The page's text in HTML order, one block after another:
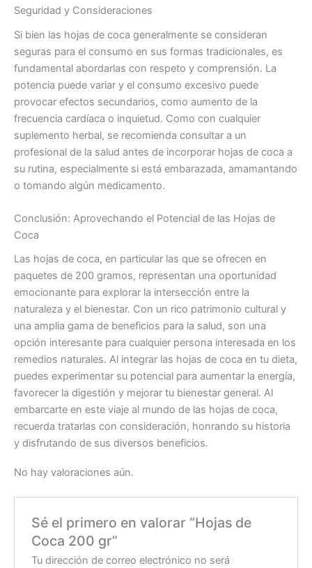
Seguridad y Consideraciones
Si bien las hojas de coca generalmente se consideran
seguras para el consumo en sus formas tradicionales, es
fundamental abordarlas con respeto y comprensión. La
potencia puede variar y el consumo excesivo puede
provocar efectos secundarios, como aumento de la
frecuencia cardíaca o inquietud. Como con cualquier
suplemento herbal, se recomienda consultar a un
profesional de la salud antes de incorporar hojas de coca a
su rutina, especialmente si está embarazada, amamantando
o tomando algún medicamento.
Conclusión: Aprovechando el Potencial de las Hojas de
Coca
Las hojas de coca, en particular las que se ofrecen en
paquetes de 200 gramos, representan una oportunidad
emocionante para explorar la intersección entre la
naturaleza y el bienestar. Con un rico patrimonio cultural y
una amplia gama de beneficios para la salud, son una
opción interesante para cualquier persona interesada en los
remedios naturales. Al integrar las hojas de coca en tu dieta,
puedes experimentar su potencial para aumentar la energía,
favorecer la digestión y mejorar tu bienestar general. Al
embarcarte en este viaje al mundo de las hojas de coca,
recuerda tratarlas con consideración, honrando su historia
y disfrutando de sus diversos beneficios.
No hay valoraciones aún.
Sé el primero en valorar “Hojas de
Coca 200 gr”
Tu dirección de correo electrónico no será